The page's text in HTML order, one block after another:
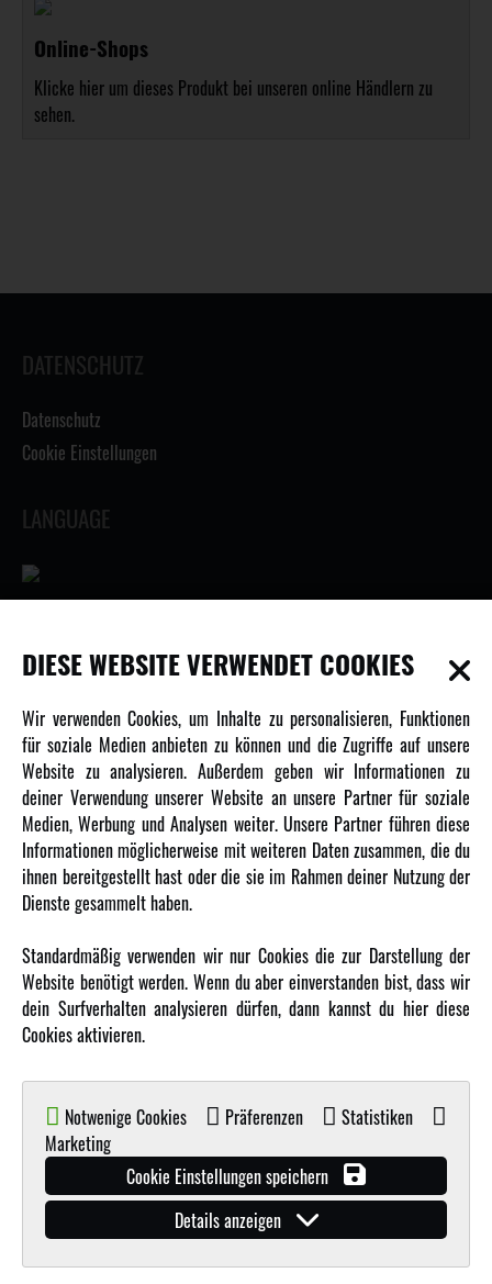
Online-Shops
Klicke hier um dieses Produkt bei unseren online Händlern zu
sehen.
DATENSCHUTZ
Datenschutz
Cookie Einstellungen
LANGUAGE
INFORMATIONEN
Newsletter
Über uns
Karriere
Amewi Kataloge
MEHR VON AMEWI
Amewi Construction - Nutzfahrzeuge
Malinos - Die kreative Seite von Amewi
Werden Sie Amewi Händler
© Copyright 2019 - 2026 Amewi Trade GmbH - Alle Rechte vorbehalten |Impressum| Der
DIESE WEBSITE VERWENDET COOKIES
Wir verwenden Cookies, um Inhalte zu personalisieren, Funktionen
für soziale Medien anbieten zu können und die Zugriffe auf unsere
Website zu analysieren. Außerdem geben wir Informationen zu
deiner Verwendung unserer Website an unsere Partner für soziale
Medien, Werbung und Analysen weiter. Unsere Partner führen diese
Informationen möglicherweise mit weiteren Daten zusammen, die du
ihnen bereitgestellt hast oder die sie im Rahmen deiner Nutzung der
Dienste gesammelt haben.
Standardmäßig verwenden wir nur Cookies die zur Darstellung der
Website benötigt werden. Wenn du aber einverstanden bist, dass wir
dein Surfverhalten analysieren dürfen, dann kannst du hier diese
Cookies aktivieren.
Notwenige Cookies Präferenzen
Statistiken
Marketing
Cookie Einstellungen speichern
Details anzeigen